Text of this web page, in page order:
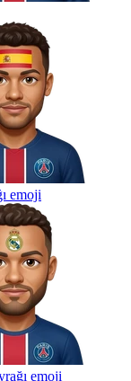
emoji
emoji